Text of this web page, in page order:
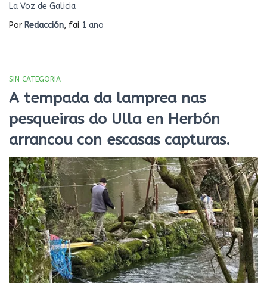
La Voz de Galicia
Por Redacción, fai 1 ano
SIN CATEGORIA
A tempada da lamprea nas
pesqueiras do Ulla en Herbón
arrancou con escasas capturas.